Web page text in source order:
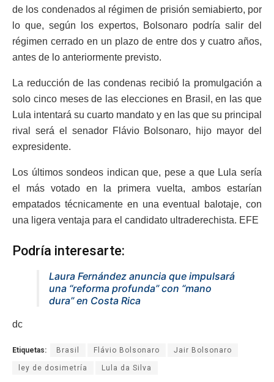
de los condenados al régimen de prisión semiabierto, por
lo que, según los expertos, Bolsonaro podría salir del
régimen cerrado en un plazo de entre dos y cuatro años,
antes de lo anteriormente previsto.
La reducción de las condenas recibió la promulgación a
solo cinco meses de las elecciones en Brasil, en las que
Lula intentará su cuarto mandato y en las que su principal
rival será el senador Flávio Bolsonaro, hijo mayor del
expresidente.
Los últimos sondeos indican que, pese a que Lula sería
el más votado en la primera vuelta, ambos estarían
empatados técnicamente en una eventual balotaje, con
una ligera ventaja para el candidato ultraderechista. EFE
Podría interesarte:
Laura Fernández anuncia que impulsará
una “reforma profunda” con “mano
dura” en Costa Rica
dc
Etiquetas: Brasil Flávio Bolsonaro Jair Bolsonaro
ley de dosimetría Lula da Silva